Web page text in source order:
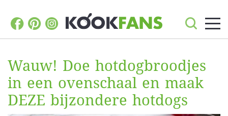
Wauw! Doe hotdogbroodjes
in een ovenschaal en maak
DEZE bijzondere hotdogs